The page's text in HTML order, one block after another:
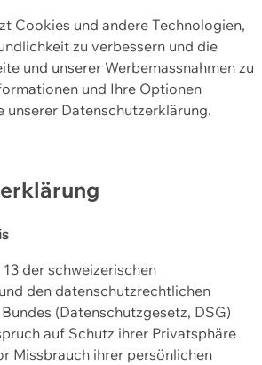
Cookies und andere Technologien,
zu verbessern und die
und unserer Werbemassnahmen zu
und Ihre Optionen
unserer Datenschutzerklärung.
der schweizerischen
den datenschutzrechtlichen
(Datenschutzgesetz, DSG)
auf Schutz ihrer Privatsphäre
Missbrauch ihrer persönlichen